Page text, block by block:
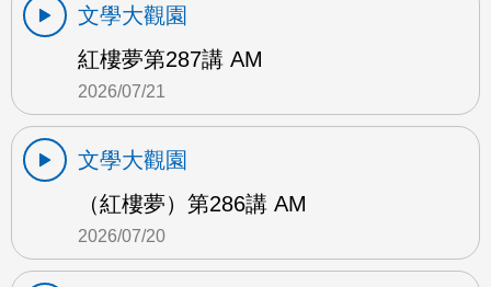
文學大觀園
紅樓夢第287講 AM
2026/07/21
文學大觀園
（紅樓夢）第286講 AM
2026/07/20